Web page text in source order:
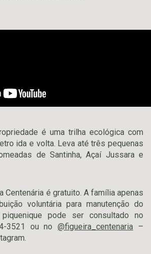
é uma trilha ecológica com
ida e volta. Leva até três pequenas
de Santinha, Açaí Jussara e
Centenária é gratuito. A família apenas
voluntária para manutenção do
pode ser consultado no
3521 ou no@figueira_centenaria –